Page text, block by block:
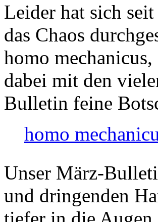
Leider hat sich
das Chaos
homo
dabei mit den
Bulletin feine
homo
Unser März-
und dringenden